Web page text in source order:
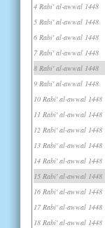
4 Rabi' al-awwal 1448
5 Rabi' al-awwal 1448
6 Rabi' al-awwal 1448
7 Rabi' al-awwal 1448
8 Rabi' al-awwal 1448
9 Rabi' al-awwal 1448
10 Rabi' al-awwal 1448
11 Rabi' al-awwal 1448
12 Rabi' al-awwal 1448
13 Rabi' al-awwal 1448
14 Rabi' al-awwal 1448
15 Rabi' al-awwal 1448
16 Rabi' al-awwal 1448
17 Rabi' al-awwal 1448
18 Rabi' al-awwal 1448